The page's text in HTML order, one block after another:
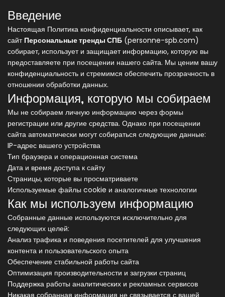
Введение
Настоящая Политика конфиденциальности описывает, как
сайт Персональные тренды СПБ (personne-spb.com)
собирает, использует и защищает информацию, которую вы
предоставляете при посещении нашего сайта. Мы ценим вашу
конфиденциальность и стремимся обеспечить прозрачность в
отношении обработки данных.
Информация, которую мы собираем
Мы не собираем личную информацию через формы
регистрации или другие средства. Однако при посещении
сайта автоматически могут собираться следующие данные:
IP-адрес вашего устройства
Тип браузера и операционная система
Дата и время доступа к сайту
Страницы, которые вы просматриваете
Используемые файлы cookie и аналогичные технологии
Как мы используем информацию
Собранные данные используются исключительно для
следующих целей:
Анализ трафика и поведения посетителей для улучшения
контента и пользовательского опыта
Обеспечение стабильной работы сайта
Оптимизация производительности и загрузки страниц
Поддержка работы аналитических и рекламных сервисов
Никакая собранная информация не связывается с вашей